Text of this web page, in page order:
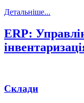
Детальніше...
ERP:
Склади